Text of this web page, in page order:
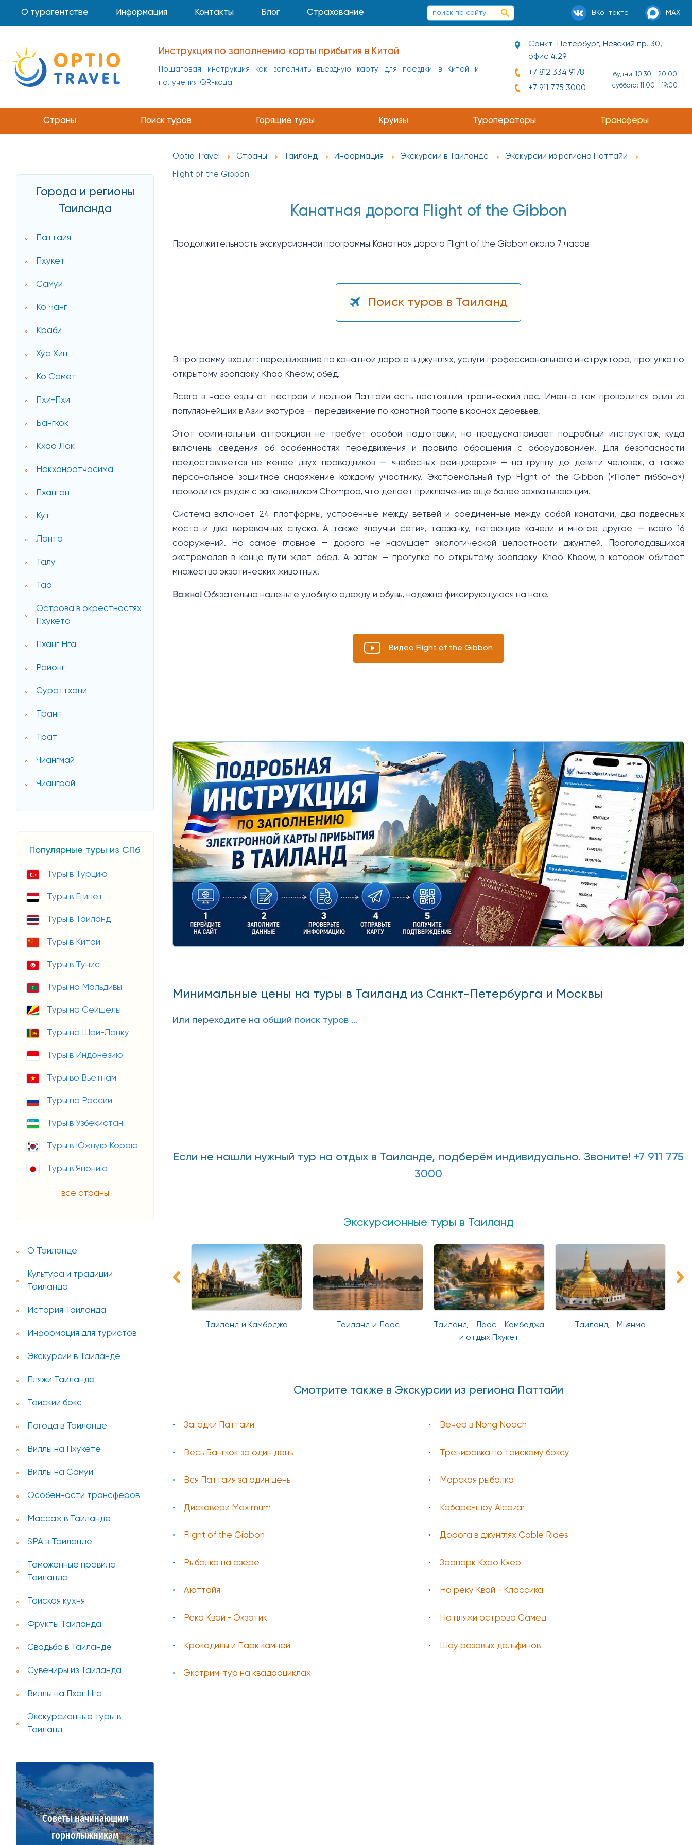
О турагентстве Информация Контакты Блог Страхование ВКонтакте MAX
Инструкция по заполнению карты прибытия в Китай
Пошаговая инструкция как заполнить въездную карту для поездки в Китай и
получения QR-кода
Санкт-Петербург, Невский пр. 30,
офис 4.29
+7 812 334 9178
+7 911 775 3000
будни: 10:30 - 20:00
суббота: 11:00 - 19:00
Страны Поиск туров Горящие туры Круизы Туроператоры Трансферы
Города и регионы
Таиланда
Паттайя
Пхукет
Самуи
Ко Чанг
Краби
Хуа Хин
Ко Самет
Пхи-Пхи
Бангкок
Кхао Лак
Накхонратчасима
Пханган
Кут
Ланта
Талу
Тао
Острова в окрестностях
Пхукета
Пханг Нга
Районг
Сураттхани
Транг
Трат
Чиангмай
Чианграй
Популярные туры из СПб
Туры в Турцию
Туры в Египет
Туры в Таиланд
Туры в Китай
Туры в Тунис
Туры на Мальдивы
Туры на Сейшелы
Туры на Шри-Ланку
Туры в Индонезию
Туры во Вьетнам
Туры по России
Туры в Узбекистан
Туры в Южную Корею
Туры в Японию
все страны
О Таиланде
Культура и традиции
Таиланда
История Таиланда
Информация для туристов
Экскурсии в Таиланде
Пляжи Таиланда
Тайский бокс
Погода в Таиланде
Виллы на Пхукете
Виллы на Самуи
Особенности трансферов
Массаж в Таиланде
SPA в Таиланде
Таможенные правила
Таиланда
Тайская кухня
Фрукты Таиланда
Свадьба в Таиланде
Сувениры из Таиланда
Виллы на Пхаг Нга
Экскурсионные туры в
Таиланд
Советы начинающим
горнолыжникам
Optio Travel Страны Таиланд Информация Экскурсии в Таиланде Экскурсии из региона Паттайи
Flight of the Gibbon
Канатная дорога Flight of the Gibbon
Продолжительность экскурсионной программы Канатная дорога Flight of the Gibbon около 7 часов
Поиск туров в Таиланд
В программу входит: передвижение по канатной дороге в джунглях, услуги профессионального инструктора, прогулка по
открытому зоопарку Khao Kheow; обед.
Всего в часе езды от пестрой и людной Паттайи есть настоящий тропический лес. Именно там проводится один из
популярнейших в Азии экотуров — передвижение по канатной тропе в кронах деревьев.
Этот оригинальный аттракцион не требует особой подготовки, но предусматривает подробный инструктаж, куда
включены сведения об особенностях передвижения и правила обращения с оборудованием. Для безопасности
предоставляется не менее двух проводников ― «небесных рейнджеров» — на группу до девяти человек, а также
персональное защитное снаряжение каждому участнику. Экстремальный тур Flight of the Gibbon («Полет гиббона»)
проводится рядом с заповедником Chompoo, что делает приключение еще более захватывающим.
Система включает 24 платформы, устроенные между ветвей и соединенные между собой канатами, два подвесных
моста и два веревочных спуска. А также «паучьи сети», тарзанку, летающие качели и многое другое ― всего 16
сооружений. Но самое главное ― дорога не нарушает экологической целостности джунглей. Проголодавшихся
экстремалов в конце пути ждет обед. А затем — прогулка по открытому зоопарку Khao Kheow, в котором обитает
множество экзотических животных.
Важно! Обязательно наденьте удобную одежду и обувь, надежно фиксирующуюся на ноге.
Видео Flight of the Gibbon
Минимальные цены на туры в Таиланд из Санкт-Петербурга и Москвы
Или переходите на общий поиск туров ...
Если не нашли нужный тур на отдых в Таиланде, подберём индивидуально. Звоните! +7 911 775
3000
Экскурсионные туры в Таиланд
Таиланд и Лаос
Таиланд - Лаос - Камбоджа
Таиланд - Мьянма
Сокровища Тайского
Смотрите также в Экскурсии из региона Паттайи
Загадки Паттайи Вечер в Nong Nooch
Весь Бангкок за один день Тренировка по тайскому боксу
Вся Паттайя за один день Морская рыбалка
Дискавери Maximum Кабаре-шоу Alcazar
Flight of the Gibbon Дорога в джунглях Cable Rides
Рыбалка на озере Зоопарк Кхао Кхео
Аюттайя На реку Квай - Классика
Река Квай - Экзотик На пляжи острова Самед
Крокодилы и Парк камней Шоу розовых дельфинов
Экстрим-тур на квадроциклах